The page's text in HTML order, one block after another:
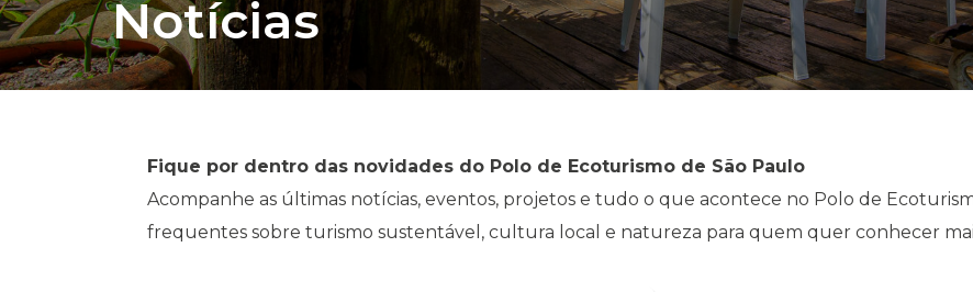
Notícias
Fique por dentro das novidades do Polo de Ecoturismo de São Paulo
Acompanhe as últimas notícias, eventos, projetos e tudo o que acontece no Polo de
frequentes sobre turismo sustentável, cultura local e natureza para quem quer conhecer